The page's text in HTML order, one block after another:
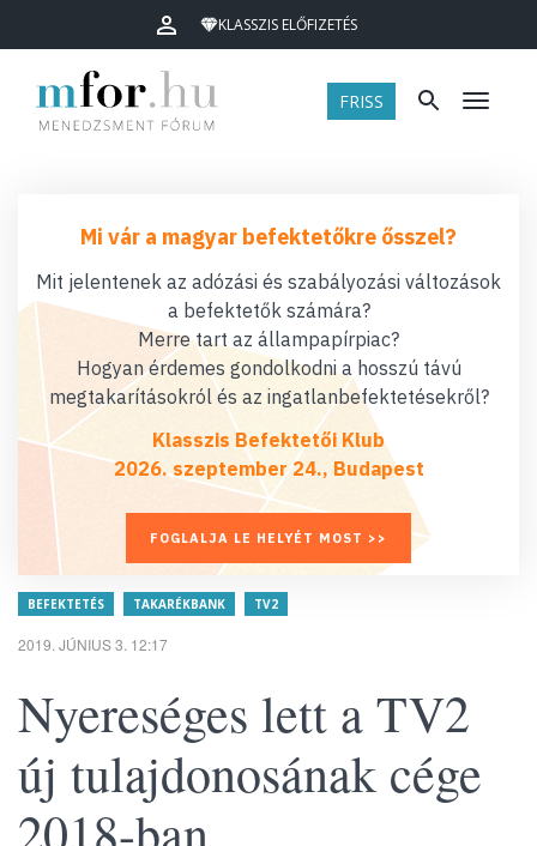
KLASSZIS ELŐFIZETÉS
FRISS Menü
Mi vár a magyar befektetőkre ősszel?
Mit jelentenek az adózási és szabályozási változások
a befektetők számára?
Merre tart az állampapírpiac?
Hogyan érdemes gondolkodni a hosszú távú
megtakarításokról és az ingatlanbefektetésekről?
Klasszis Befektetői Klub
2026. szeptember 24., Budapest
FOGLALJA LE HELYÉT MOST >>
BEFEKTETÉS TAKARÉKBANK TV2
2019. JÚNIUS 3. 12:17
Nyereséges lett a TV2
új tulajdonosának cége